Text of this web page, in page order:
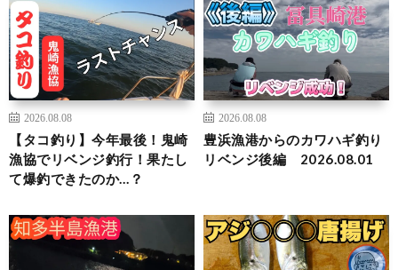
2026.08.08
【タコ釣り】今年最後！鬼崎
漁協でリベンジ釣行！果たし
て爆釣できたのか…？
2026.08.08
豊浜漁港からのカワハギ釣り
リベンジ後編 2026.08.01